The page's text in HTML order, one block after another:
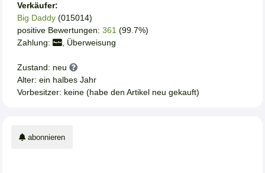
Verkäufer:
Big Daddy (015014)
positive Bewertungen: 361 (99.7%)
Zahlung:
, Überweisung
Zustand: neu
Alter: ein halbes Jahr
Vorbesitzer: keine (habe den Artikel neu gekauft)
abonnieren